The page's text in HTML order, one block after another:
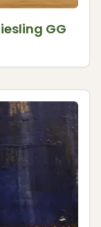
GG